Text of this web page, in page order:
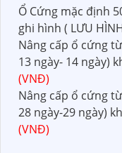
Ổ Cứng mặc định
ghi hình ( LƯU
Nâng cấp ổ cứng
13 ngày- 14 ngày)
(VNĐ)
Nâng cấp ổ cứng
28 ngày-29 ngày)
(VNĐ)